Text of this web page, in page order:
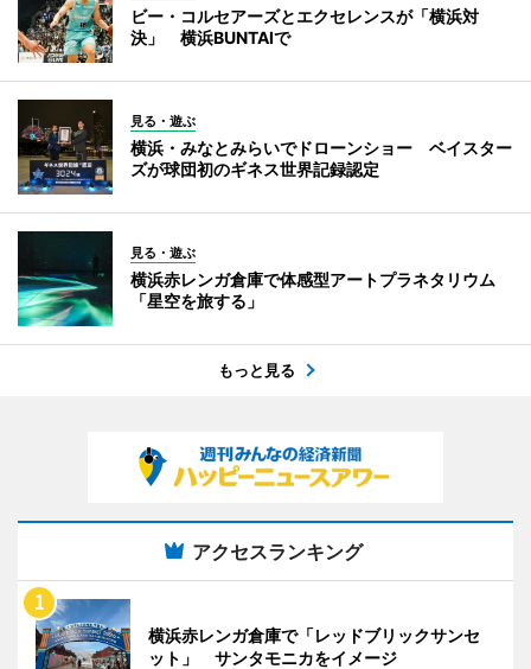
ビー・コルセアーズとエクセレンスが「横浜対
決」 横浜BUNTAIで
見る・遊ぶ
横浜・みなとみらいでドローンショー ベイスター
ズが球団初のギネス世界記録認定
見る・遊ぶ
横浜赤レンガ倉庫で体感型アートプラネタリウム
「星空を旅する」
もっと見る
アクセスランキング
横浜赤レンガ倉庫で「レッドブリックサンセ
ット」 サンタモニカをイメージ